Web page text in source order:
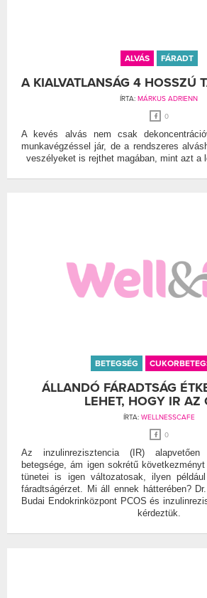
ALVÁS FÁRADT
A KIALVATLANSÁG 4 HOSSZÚ
ÍRTA: MÁRKUS ADRIENN
0
A kevés alvás nem csak
munkavégzéssel jár, de a rendszeres
veszélyeket is rejthet magában, mint azt a
BETEGSÉG
ÁLLANDÓ FÁRADTSÁG
LEHET, HOGY IR AZ
ÍRTA: WELLNESSCAFE
0
Az inzulinrezisztencia (IR) alapvetően
betegsége, ám igen sokrétű
tünetei is igen változatosak, ilyen
fáradtságérzet. Mi áll ennek hátterében?
Budai Endokrinközpont PCOS és
kérdeztük.